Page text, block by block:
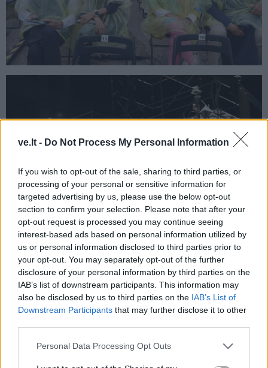
ve.lt - Do Not Process My Personal Information
If you wish to opt-out of the sale, sharing to third parties, or
processing of your personal or sensitive information for
targeted advertising by us, please use the below opt-out
section to confirm your selection. Please note that after your
opt-out request is processed you may continue seeing
interest-based ads based on personal information utilized by
us or personal information disclosed to third parties prior to
your opt-out. You may separately opt-out of the further
disclosure of your personal information by third parties on the
IAB’s list of downstream participants. This information may
also be disclosed by us to third parties on the IAB’s List of
Downstream Participants that may further disclose it to other
Personal Data Processing Opt Outs